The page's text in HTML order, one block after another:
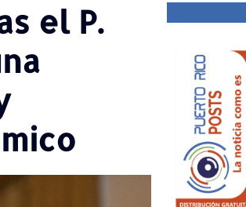
el P.